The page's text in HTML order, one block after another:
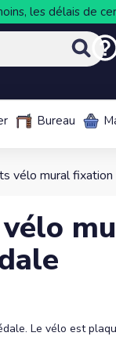
les délais de
Bureau
vélo mural
Le vélo est